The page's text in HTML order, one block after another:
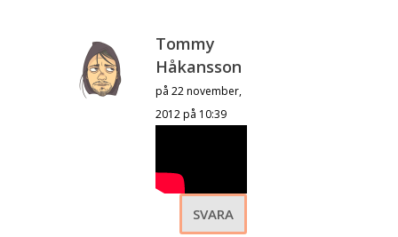
Tommy
Håkansson
på 22 november,
2012 på 10:39
SVARA